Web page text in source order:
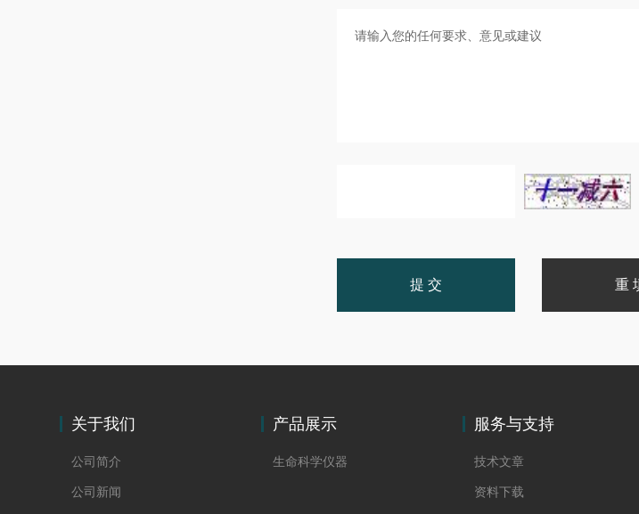
关于我们
公司简介
公司新闻
产品展示
生命科学仪器
服务与支持
技术文章
资料下载